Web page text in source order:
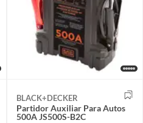
BLACK+DECKER
Partidor Auxiliar Para Autos
500A JS500S-B2C